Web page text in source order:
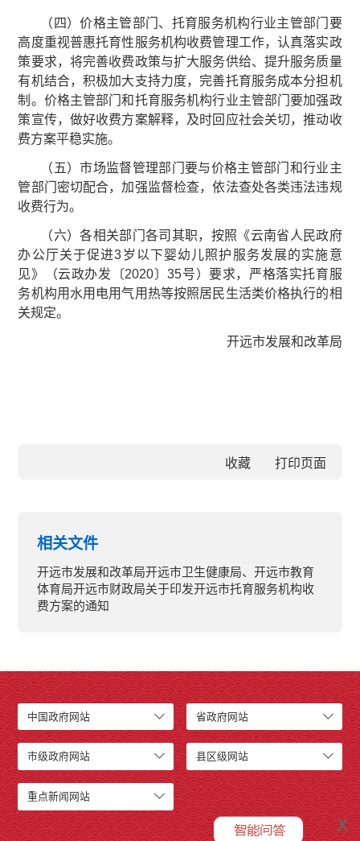
（四）价格主管部门、托育服务机构行业主管部门要
高度重视普惠托育性服务机构收费管理工作，认真落实政
策要求，将完善收费政策与扩大服务供给、提升服务质量
有机结合，积极加大支持力度，完善托育服务成本分担机
制。价格主管部门和托育服务机构行业主管部门要加强政
策宣传，做好收费方案解释，及时回应社会关切，推动收
费方案平稳实施。
（五）市场监督管理部门要与价格主管部门和行业主
管部门密切配合，加强监督检查，依法查处各类违法违规
收费行为。
（六）各相关部门各司其职，按照《云南省人民政府
办公厅关于促进3岁以下婴幼儿照护服务发展的实施意
见》（云政办发〔2020〕35号）要求，严格落实托育服
务机构用水用电用气用热等按照居民生活类价格执行的相
关规定。
开远市发展和改革局
收藏
相关文件
开远市发展和改革局开远市卫生健康局、开远市教育
体育局开远市财政局关于印发开远市托育服务机构收
费方案的通知
中国政府网站 省政府网站
市级政府网站 县区级网站
重点新闻网站
x